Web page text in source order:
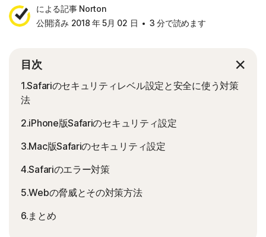
による記事 Norton
公開済み 2018 年 5月 02 日
3 分で読めます
目次
1.Safariのセキュリティレベル設定と安全に使う対策
法
2.iPhone版Safariのセキュリティ設定
3.Mac版Safariのセキュリティ設定
4.Safariのエラー対策
5.Webの脅威とその対策方法
6.まとめ